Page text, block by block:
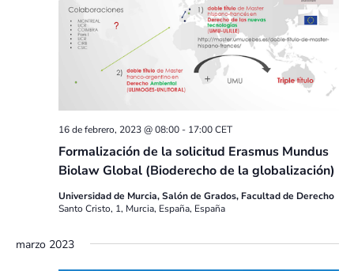
Formalización de la solicitud Erasmus Mundus
Biolaw Global (Bioderecho de la globalización)
16 de febrero, 2023 @ 08:00- 17:00 CET
Universidad de Murcia, Salón de Grados, Facultad de Derecho
Santo Cristo, 1, Murcia, España, España
marzo 2023